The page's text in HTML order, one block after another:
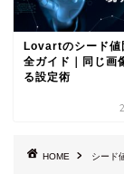
Lovartのシード値
全ガイド｜同じ画
る設定術
HOME シード